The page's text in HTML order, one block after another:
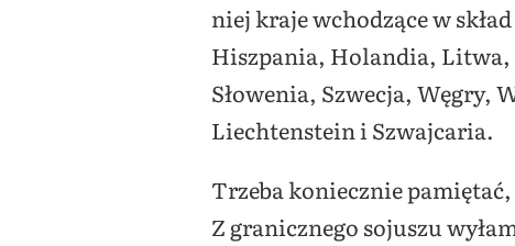
niej kraje wchodzące w
Hiszpania, Holandia, Litwa,
Słowenia, Szwecja, Węgry,
Liechtenstein i Szwajcaria.
Trzeba koniecznie
Z granicznego sojuszu